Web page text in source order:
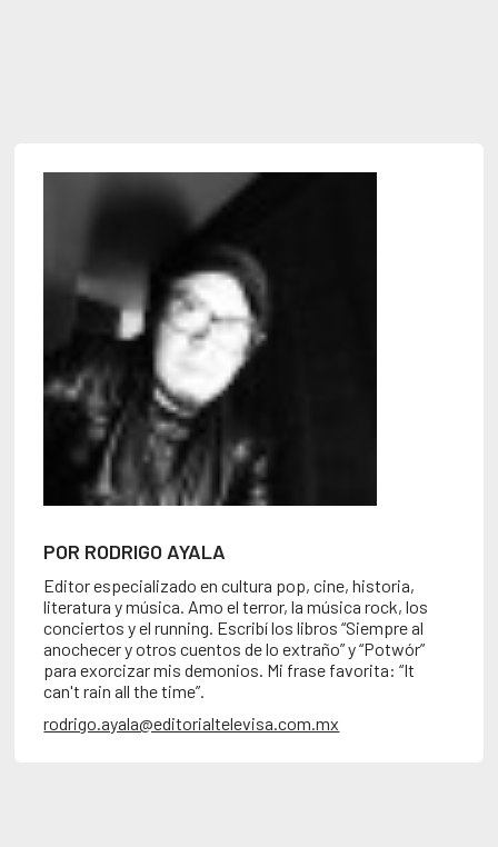
POR RODRIGO AYALA
Editor especializado en cultura pop, cine, historia,
literatura y música. Amo el terror, la música rock, los
conciertos y el running. Escribí los libros “Siempre al
anochecer y otros cuentos de lo extraño” y “Potwór”
para exorcizar mis demonios. Mi frase favorita: “It
can't rain all the time”.
rodrigo.ayala@editorialtelevisa.com.mx